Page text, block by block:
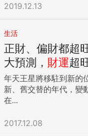
2019.12.13
生活
正財、偏財都超
大預測， 財運超
年天王星將移駐到新的
新、舊交替的年代，變
在...
2017.12.08